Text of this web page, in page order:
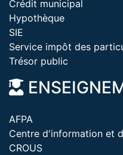
Crédit municipal
Hypothèque
SIE
Service impôt des
Trésor public
AFPA
Centre d'information et
CROUS